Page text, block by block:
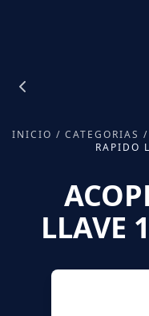
INICIO / CATEGORIAS /
RAPIDO
LLAVE